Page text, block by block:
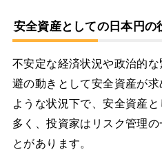
安全資産としての日本円の
不安定な経済状況や政治的
避の動きとして安全資産が
ような状況下で、安全資産
多く、投資家はリスク管理
とがあります。